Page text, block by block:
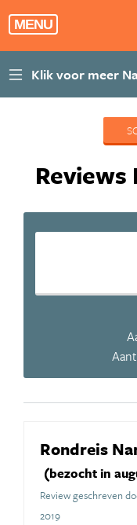
MENU
Reviews
Rondreis
(bezocht in
Review geschreven
2019